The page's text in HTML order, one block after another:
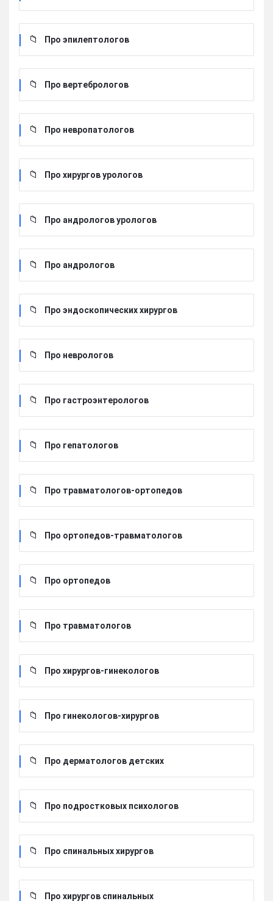
Про эпилептологов
Про вертебрологов
Про невропатологов
Про хирургов урологов
Про андрологов урологов
Про андрологов
Про эндоскопических хирургов
Про неврологов
Про гастроэнтерологов
Про гепатологов
Про травматологов-ортопедов
Про ортопедов-травматологов
Про ортопедов
Про травматологов
Про хирургов-гинекологов
Про гинекологов-хирургов
Про дерматологов детских
Про подростковых психологов
Про спинальных хирургов
Про хирургов cпинальных